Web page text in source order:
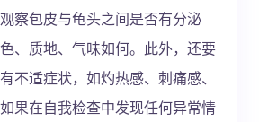
察包皮与龟头之间是否有分泌
、质地、气味如何。此外，还要
不适症状，如灼热感、刺痛感、
果在自我检查中发现任何异常情